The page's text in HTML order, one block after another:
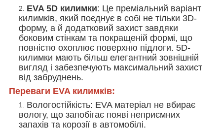
EVA 5D килимки: Це преміальний варіант
килимків, який поєднує в собі не тільки 3D-
форму, а й додатковий захист завдяки
боковим стінкам та покращеній формі, що
повністю охоплює поверхню підлоги. 5D-
килимки мають більш елегантний зовнішній
вигляд і забезпечують максимальний захист
від забруднень.
Переваги EVA килимків:
Вологостійкість: EVA матеріал не вбирає
вологу, що запобігає появі неприємних
запахів та корозії в автомобілі.